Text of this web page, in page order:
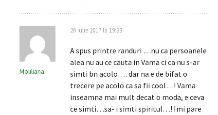
Moliliana
26 iulie 2017 la 19:33
A spus printre randuri …nu ca persoanele
alea nu au ce cauta in Vama ci ca nu s-ar
simti bn acolo…. dar na e de bifat o
trecere pe acolo ca sa fii cool…! Vama
inseamna mai mult decat o moda, e ceva
ce simti…sa- i simti spiritul…! Imi pare